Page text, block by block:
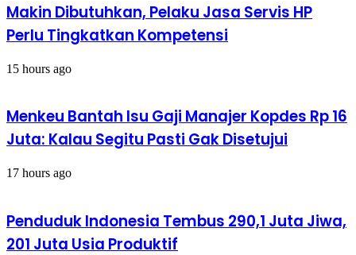
Makin Dibutuhkan, Pelaku Jasa Servis HP
Perlu Tingkatkan Kompetensi
15 hours ago
Menkeu Bantah Isu Gaji Manajer Kopdes Rp 16
Juta: Kalau Segitu Pasti Gak Disetujui
17 hours ago
Penduduk Indonesia Tembus 290,1 Juta Jiwa,
201 Juta Usia Produktif